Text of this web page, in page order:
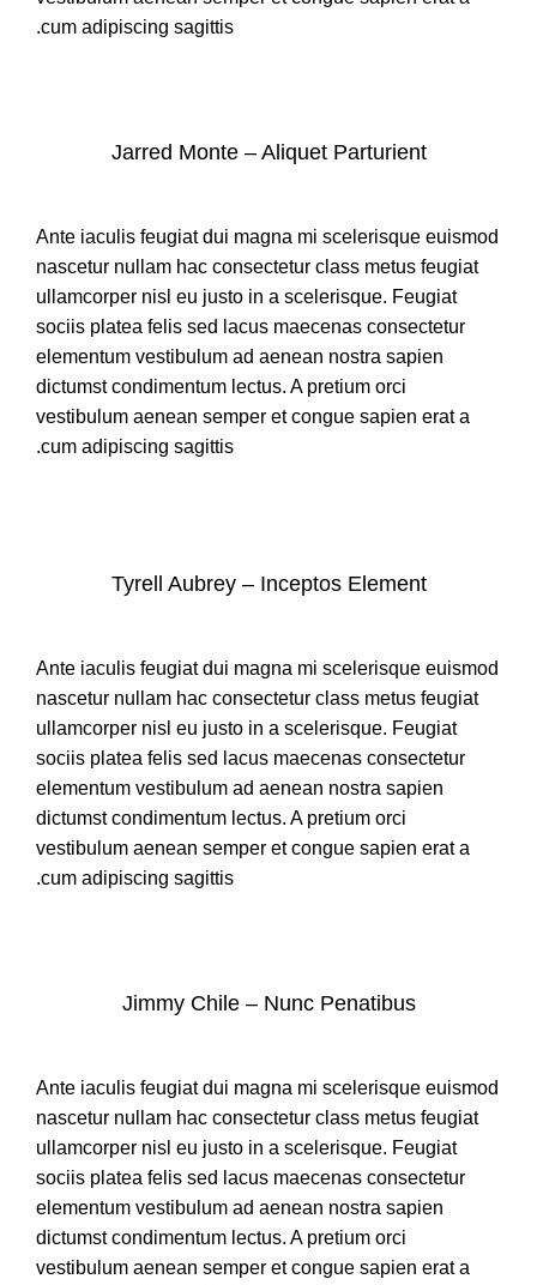
cum adipiscing sagittis.
Jarred Monte – Aliquet Parturient
Ante iaculis feugiat dui magna mi scelerisque euismod
nascetur nullam hac consectetur class metus feugiat
ullamcorper nisl eu justo in a scelerisque. Feugiat
sociis platea felis sed lacus maecenas consectetur
elementum vestibulum ad aenean nostra sapien
dictumst condimentum lectus. A pretium orci
vestibulum aenean semper et congue sapien erat a
cum adipiscing sagittis.
Tyrell Aubrey – Inceptos Element
Ante iaculis feugiat dui magna mi scelerisque euismod
nascetur nullam hac consectetur class metus feugiat
ullamcorper nisl eu justo in a scelerisque. Feugiat
sociis platea felis sed lacus maecenas consectetur
elementum vestibulum ad aenean nostra sapien
dictumst condimentum lectus. A pretium orci
vestibulum aenean semper et congue sapien erat a
cum adipiscing sagittis.
Jimmy Chile – Nunc Penatibus
Ante iaculis feugiat dui magna mi scelerisque euismod
nascetur nullam hac consectetur class metus feugiat
ullamcorper nisl eu justo in a scelerisque. Feugiat
sociis platea felis sed lacus maecenas consectetur
elementum vestibulum ad aenean nostra sapien
dictumst condimentum lectus. A pretium orci
vestibulum aenean semper et congue sapien erat a